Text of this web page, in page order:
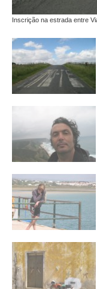
Inscrição na estrada entre